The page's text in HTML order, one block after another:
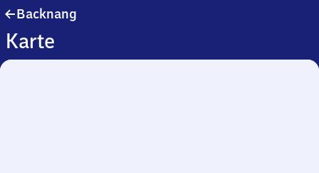
Backnang
Karte